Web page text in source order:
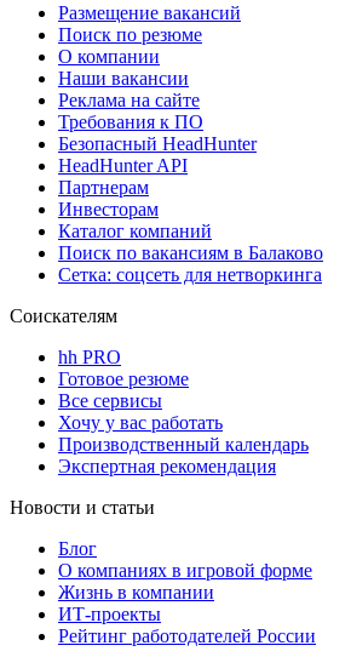
Размещение вакансий
Поиск по резюме
О компании
Наши вакансии
Реклама на сайте
Требования к ПО
Безопасный HeadHunter
HeadHunter API
Партнерам
Инвесторам
Каталог компаний
Поиск по вакансиям в Балаково
Сетка: соцсеть для нетворкинга
Соискателям
hh PRO
Готовое резюме
Все сервисы
Хочу у вас работать
Производственный календарь
Экспертная рекомендация
Новости и статьи
Блог
О компаниях в игровой форме
Жизнь в компании
ИТ-проекты
Рейтинг работодателей России